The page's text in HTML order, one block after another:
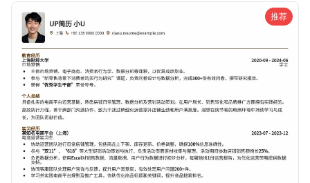
推荐